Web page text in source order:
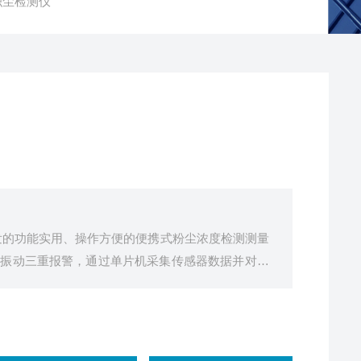
功能实用、操作方便的便携式粉尘浓度检测测量
动三重报警，通过单片机采集传感器数据并对数